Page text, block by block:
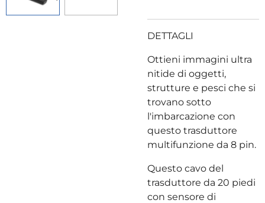
DETTAGLI
Ottieni immagini ultra
nitide di oggetti,
strutture e pesci che si
trovano sotto
l'imbarcazione con
questo trasduttore
multifunzione da 8 pin.
Questo cavo del
trasduttore da 20 piedi
con sensore di